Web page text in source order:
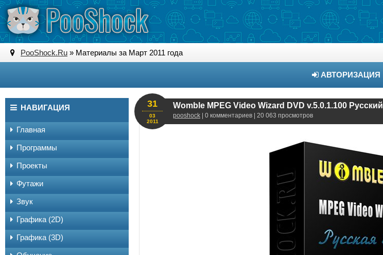
PooShock.Ru » Материалы за Март 2011 года
АВТОРИЗАЦИЯ
Womble MPEG Video Wizard DVD v.5.0.1.100 Русский
pooshock | 0 комментариев | 20 063 просмотров
31
03
2011
НАВИГАЦИЯ
Главная
Программы
Проекты
Футажи
Звук
Графика (2D)
Графика (3D)